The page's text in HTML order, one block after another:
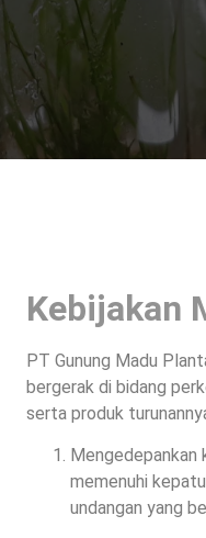
Kebijakan
PT Gunung Madu
bergerak di bidang
serta produk
Mengedepankan
memenuhi
undangan yang